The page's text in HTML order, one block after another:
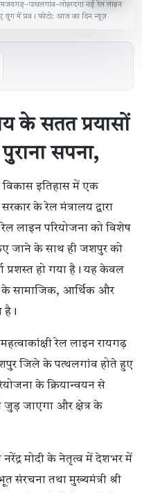
नई रेल लाइन
युग में प्रव। फोटो: आज का दिन न्यूज़
के सतत प्रयासों
सपना,
इतिहास में एक
के रेल मंत्रालय द्वारा
लाइन परियोजना को विशेष
जाने के साथ ही जशपुर को
प्रशस्त हो गया है। यह केवल
के सामाजिक, आर्थिक और
है।
रेल लाइन रायगढ़
जिले के पत्थलगांव होते हुए
के क्रियान्वयन से
जुड़ जाएगा और क्षेत्र के
नरेंद्र मोदी के नेतृत्व में देशभर में
तथा मुख्यमंत्री श्री